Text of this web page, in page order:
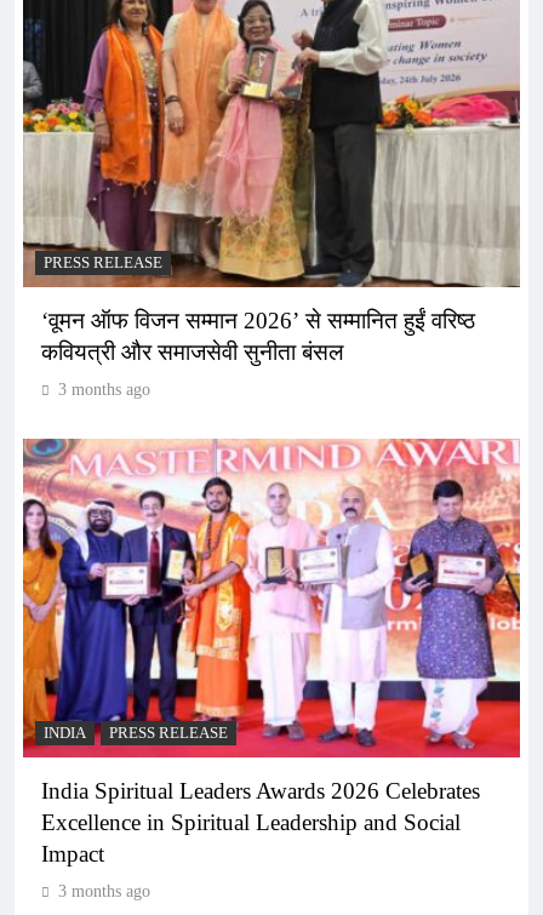
PRESS RELEASE
‘वूमन ऑफ विजन सम्मान 2026’ से सम्मानित हुईं वरिष्ठ
कवियत्री और समाजसेवी सुनीता बंसल
3 months ago
INDIA PRESS RELEASE
India Spiritual Leaders Awards 2026 Celebrates
Excellence in Spiritual Leadership and Social
Impact
3 months ago